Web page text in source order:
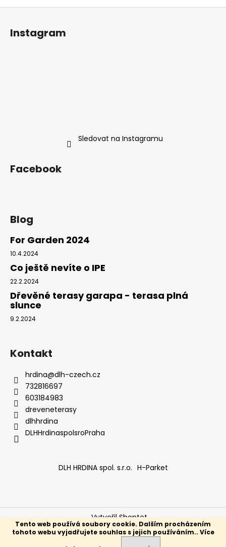
Tento web používá soubory cookie. Dalším procházením
tohoto webu vyjadřujete souhlas s jejich používáním.. Více
Instagram
Sledovat na Instagramu
Facebook
Blog
For Garden 2024
10.4.2024
Co ještě nevíte o IPE
22.2.2024
Dřevěné terasy garapa - terasa plná
slunce
9.2.2024
Kontakt
hrdina@dlh-czech.cz
732816697
603184983
dreveneterasy
dlhhrdina
DLHHrdinaspolsroPraha
DLH HRDINA spol. s.r.o. H-Parket
Vytvořil Shoptet
Copyright 2026Dřevěné Terasy. Všechna práva